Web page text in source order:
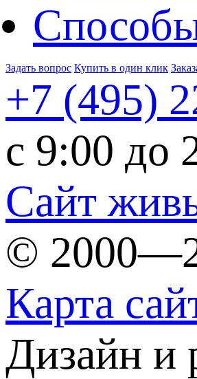
Задать вопрос Купить в один клик
+7 (495)
c 9:00 до
Сайт
©
Карта
Дизайн и